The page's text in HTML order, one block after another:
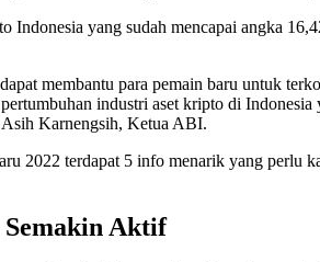
Indonesia yang sudah mencapai angka
membantu para pemain baru untuk
industri aset kripto di
Asih Karnengsih, Ketua ABI.
2022 terdapat 5 info menarik yang perlu
Aktif